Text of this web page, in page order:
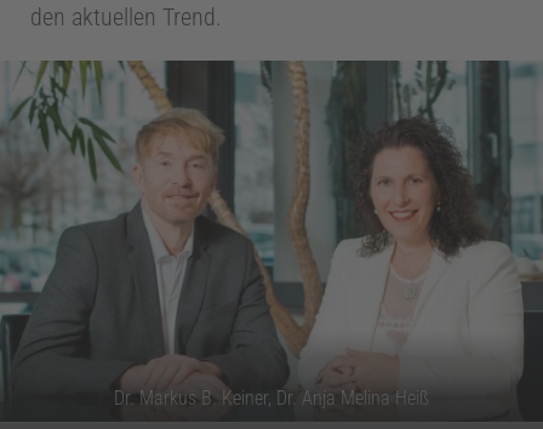
den aktuellen Trend.
Dr. Markus B. Keiner, Dr. Anja Melina Heiß